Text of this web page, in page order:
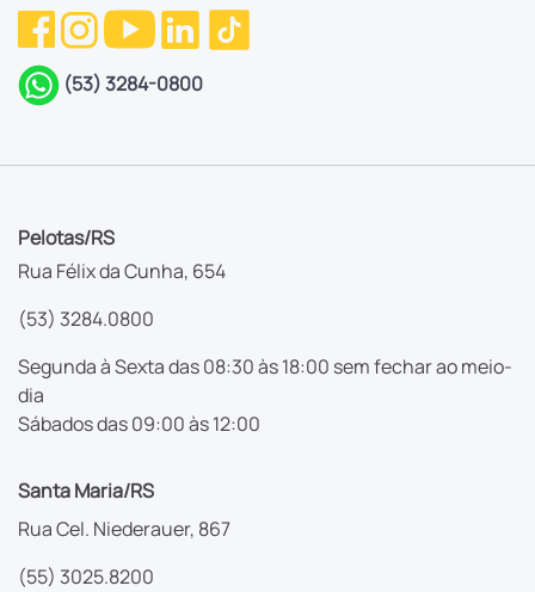
(53) 3284-0800
Pelotas/RS
Rua Félix da Cunha, 654
(53) 3284.0800
Segunda à Sexta das 08:30 às 18:00 sem fechar ao meio-
dia
Sábados das 09:00 às 12:00
Santa Maria/RS
Rua Cel. Niederauer, 867
(55) 3025.8200